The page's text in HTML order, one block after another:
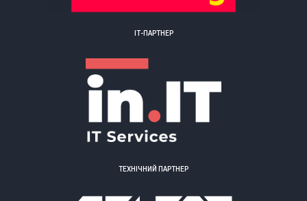
ІТ-ПАРТНЕР
ТЕХНІЧНИЙ ПАРТНЕР